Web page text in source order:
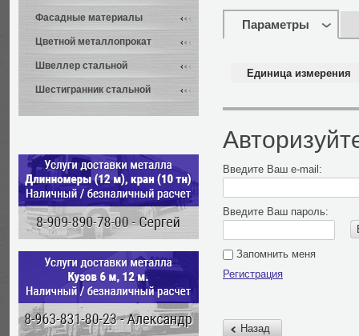
Параметры
Единица измерения
Введите Ваш e-mail:
Введите Ваш пароль:
Запомнить меня
Регистрация
Назад
Фасадные материалы
Цветной металлопрокат
Швеллер стальной
Шестигранник стальной